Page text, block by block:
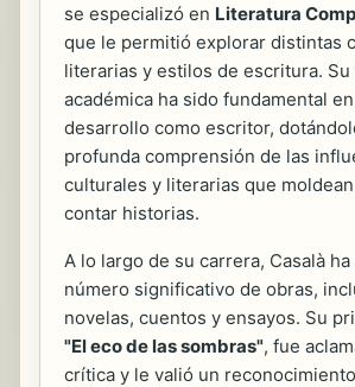
se especializó en Literatura
que le permitió explorar distintas
literarias y estilos de escritura. Su
académica ha sido fundamental
desarrollo como escritor,
profunda comprensión de las
culturales y literarias que
contar historias.
A lo largo de su carrera, Casalà
número significativo de obras,
novelas, cuentos y ensayos. Su
"El eco de las sombras", fue
crítica y le valió un